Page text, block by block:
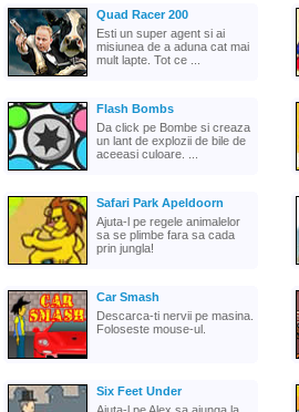
Quad Racer 200
Esti un super agent si ai
misiunea de a aduna cat mai
mult lapte. Tot ce ...
Flash Bombs
Da click pe Bombe si creaza
un lant de explozii de bile de
aceeasi culoare. ...
Safari Park Apeldoorn
Ajuta-l pe regele animalelor
sa se plimbe fara sa cada
prin jungla!
Car Smash
Descarca-ti nervii pe masina.
Foloseste mouse-ul.
Six Feet Under